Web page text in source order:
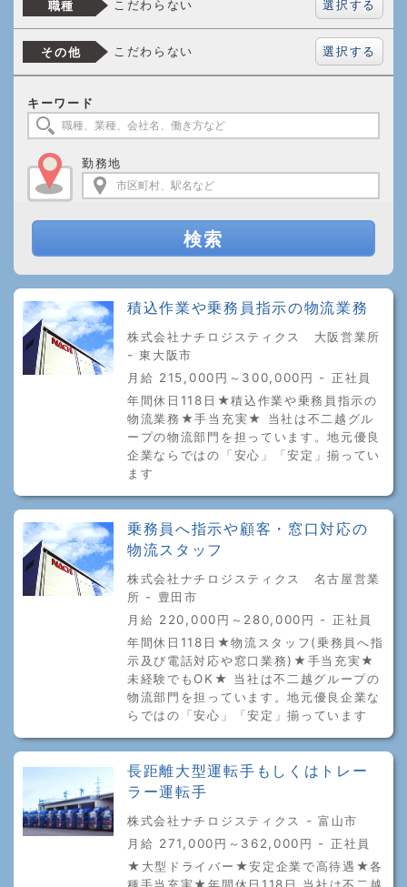
職種 こだわらない 選択する
その他 こだわらない 選択する
キーワード
勤務地
検索
積込作業や乗務員指示の物流業務
株式会社ナチロジスティクス 大阪営業所
- 東大阪市
月給 215,000円～300,000円 - 正社員
年間休日118日★積込作業や乗務員指示の
物流業務★手当充実★ 当社は不二越グル
ープの物流部門を担っています。地元優良
企業ならではの「安心」「安定」揃ってい
ます
乗務員へ指示や顧客・窓口対応の
物流スタッフ
株式会社ナチロジスティクス 名古屋営業
所 - 豊田市
月給 220,000円～280,000円 - 正社員
年間休日118日★物流スタッフ(乗務員へ指
示及び電話対応や窓口業務)★手当充実★
未経験でもOK★ 当社は不二越グループの
物流部門を担っています。地元優良企業な
らではの「安心」「安定」揃っています
長距離大型運転手もしくはトレー
ラー運転手
株式会社ナチロジスティクス - 富山市
月給 271,000円～362,000円 - 正社員
★大型ドライバー★安定企業で高待遇★各